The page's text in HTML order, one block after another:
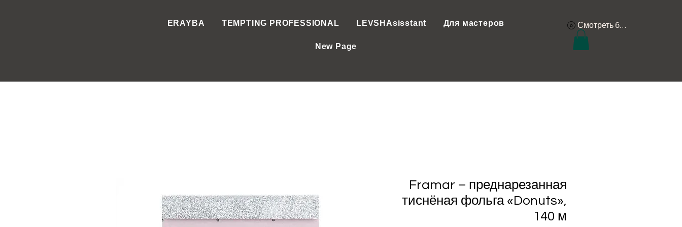
ERAYBA TEMPTING PROFESSIONAL LEVSHAsisstant Для мастеров
New Page
Framar – преднарезанная
тиснёная фольга «Donuts»,
140 м